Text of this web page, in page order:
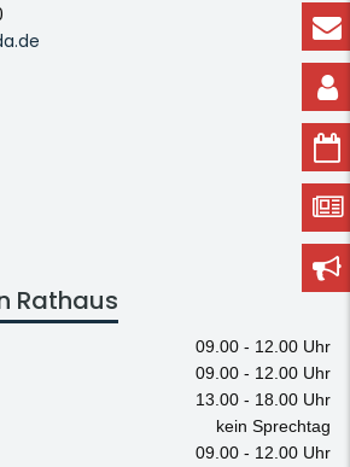
Rathaus
09.00 - 12.00 Uhr
09.00 - 12.00 Uhr
13.00 - 18.00 Uhr
kein Sprechtag
09.00 - 12.00 Uhr